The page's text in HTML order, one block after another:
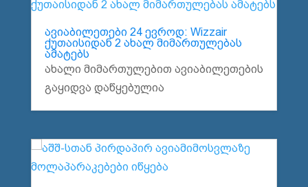
ავიაბილეთები 24 ევროდ: Wizzair
ქუთაისიდან 2 ახალ მიმართულებას
ამატებს
ახალი მიმართულებით ავიაბილეთების
გაყიდვა დაწყებულია